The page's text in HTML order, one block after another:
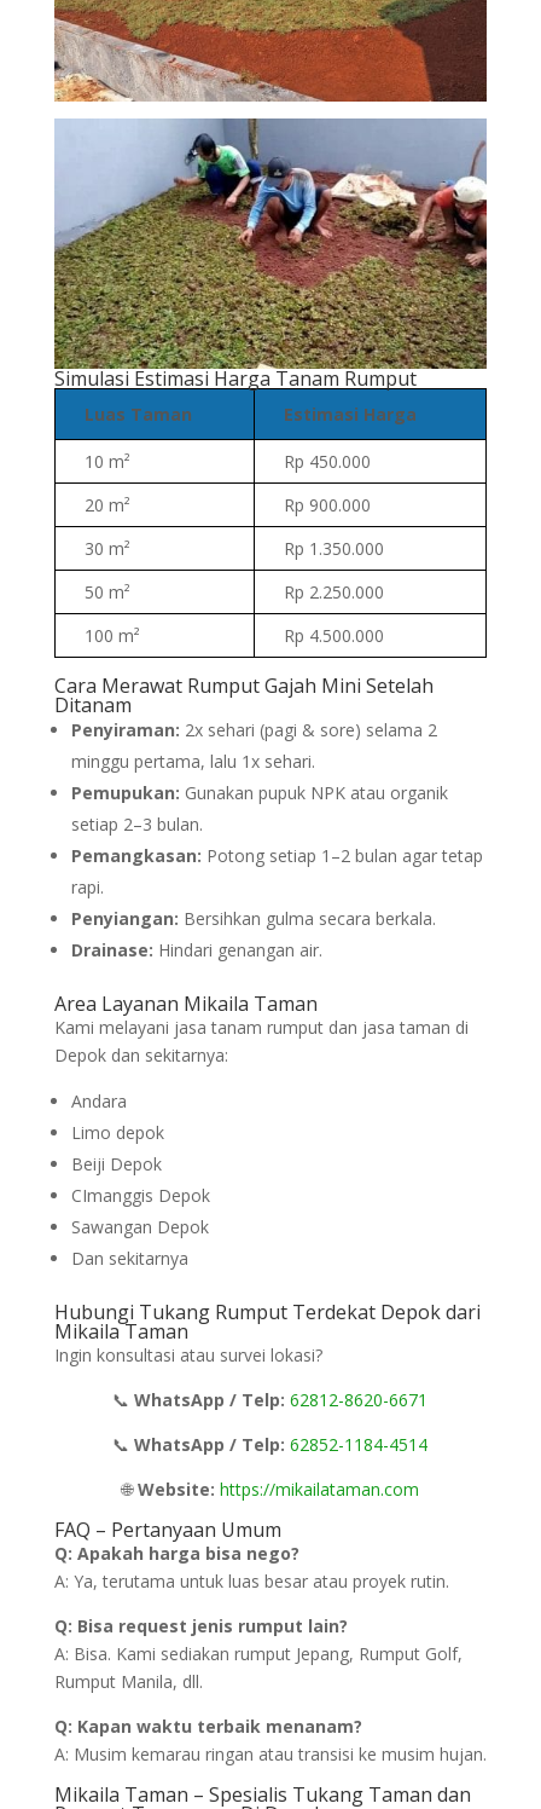
Simulasi Estimasi Harga Tanam Rumput
Luas Taman Estimasi Harga
10 m²
Rp 450.000
20 m²
Rp 900.000
30 m²
Rp 1.350.000
50 m²
Rp 2.250.000
100 m²
Rp 4.500.000
Cara Merawat Rumput Gajah Mini Setelah
Ditanam
Penyiraman: 2x sehari (pagi & sore) selama 2
minggu pertama, lalu 1x sehari.
Pemupukan: Gunakan pupuk NPK atau organik
setiap 2–3 bulan.
Pemangkasan: Potong setiap 1–2 bulan agar tetap
rapi.
Penyiangan: Bersihkan gulma secara berkala.
Drainase: Hindari genangan air.
Area Layanan Mikaila Taman
Kami melayani jasa tanam rumput dan jasa taman di
Depok dan sekitarnya:
Andara
Limo depok
Beiji Depok
CImanggis Depok
Sawangan Depok
Dan sekitarnya
Hubungi Tukang Rumput Terdekat Depok dari
Mikaila Taman
Ingin konsultasi atau survei lokasi?
📞WhatsApp / Telp: 62812-8620-6671
📞WhatsApp / Telp: 62852-1184-4514
🌐Website: https://mikailataman.com
FAQ – Pertanyaan Umum
Q: Apakah harga bisa nego?
A: Ya, terutama untuk luas besar atau proyek rutin.
Q: Bisa request jenis rumput lain?
A: Bisa. Kami sediakan rumput Jepang, Rumput Golf,
Rumput Manila, dll.
Q: Kapan waktu terbaik menanam?
A: Musim kemarau ringan atau transisi ke musim hujan.
Mikaila Taman – Spesialis Tukang Taman dan